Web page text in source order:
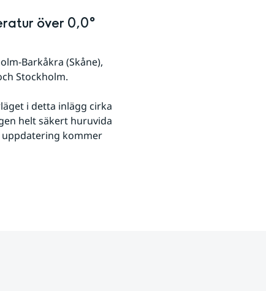
över 0,0°
Barkåkra (Skåne),
Stockholm.
i detta inlägg cirka
helt säkert huruvida
uppdatering kommer